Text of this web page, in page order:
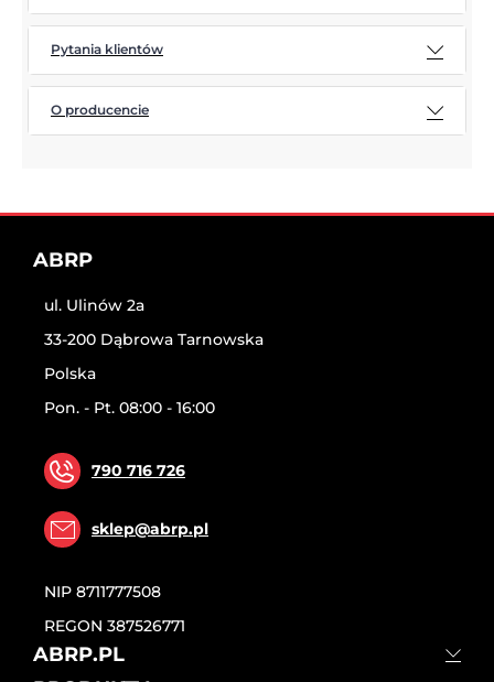
Pytania klientów
O producencie
ABRP
ul. Ulinów 2a
33-200 Dąbrowa Tarnowska
Polska
Pon. - Pt. 08:00 - 16:00
790 716 726
sklep@abrp.pl
NIP 8711777508
REGON 387526771
ABRP.PL